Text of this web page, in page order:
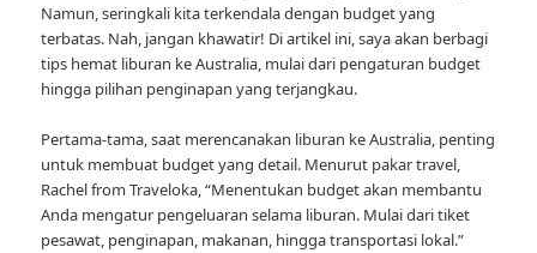
Namun, seringkali kita terkendala dengan budget yang
terbatas. Nah, jangan khawatir! Di artikel ini, saya akan berbagi
tips hemat liburan ke Australia, mulai dari pengaturan budget
hingga pilihan penginapan yang terjangkau.
Pertama-tama, saat merencanakan liburan ke Australia, penting
untuk membuat budget yang detail. Menurut pakar travel,
Rachel from Traveloka, “Menentukan budget akan membantu
Anda mengatur pengeluaran selama liburan. Mulai dari tiket
pesawat, penginapan, makanan, hingga transportasi lokal.”